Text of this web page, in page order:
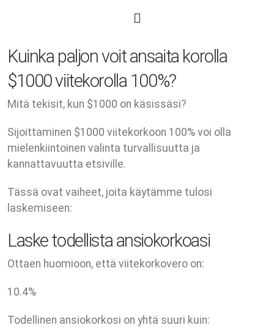
Kuinka paljon voit ansaita korolla
$1000 viitekorolla 100%?
Mitä tekisit, kun $1000 on käsissäsi?
Sijoittaminen $1000 viitekorkoon 100% voi olla
mielenkiintoinen valinta turvallisuutta ja
kannattavuutta etsiville.
Tässä ovat vaiheet, joita käytämme tulosi
laskemiseen:
Laske todellista ansiokorkoasi
Ottaen huomioon, että viitekorkovero on:
10.4%
Todellinen ansiokorkosi on yhtä suuri kuin: